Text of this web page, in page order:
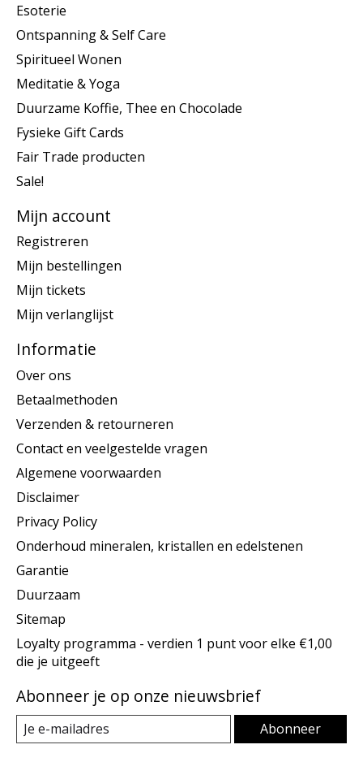
Esoterie
Ontspanning & Self Care
Spiritueel Wonen
Meditatie & Yoga
Duurzame Koffie, Thee en Chocolade
Fysieke Gift Cards
Fair Trade producten
Sale!
Mijn account
Registreren
Mijn bestellingen
Mijn tickets
Mijn verlanglijst
Informatie
Over ons
Betaalmethoden
Verzenden & retourneren
Contact en veelgestelde vragen
Algemene voorwaarden
Disclaimer
Privacy Policy
Onderhoud mineralen, kristallen en edelstenen
Garantie
Duurzaam
Sitemap
Loyalty programma - verdien 1 punt voor elke €1,00
die je uitgeeft
Abonneer je op onze nieuwsbrief
Abonneer